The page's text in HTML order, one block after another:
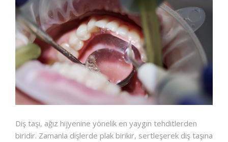
Diş taşı, ağız hijyenine yönelik en yaygın tehditlerden
biridir. Zamanla dişlerde plak birikir, sertleşerek diş taşına